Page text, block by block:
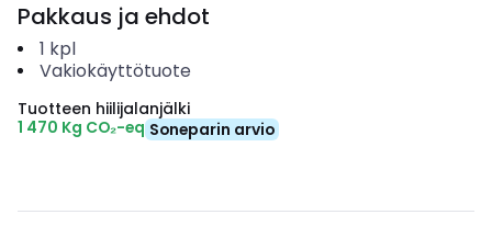
Pakkaus ja ehdot
1 kpl
Vakiokäyttötuote
Tuotteen hiilijalanjälki
1 470 Kg CO₂-eq Soneparin arvio